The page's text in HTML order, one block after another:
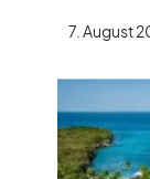
7. August